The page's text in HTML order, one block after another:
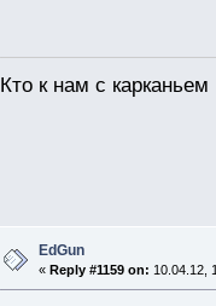
Кто к нам с
EdGun
« Reply #1159 on: 10.04.12,